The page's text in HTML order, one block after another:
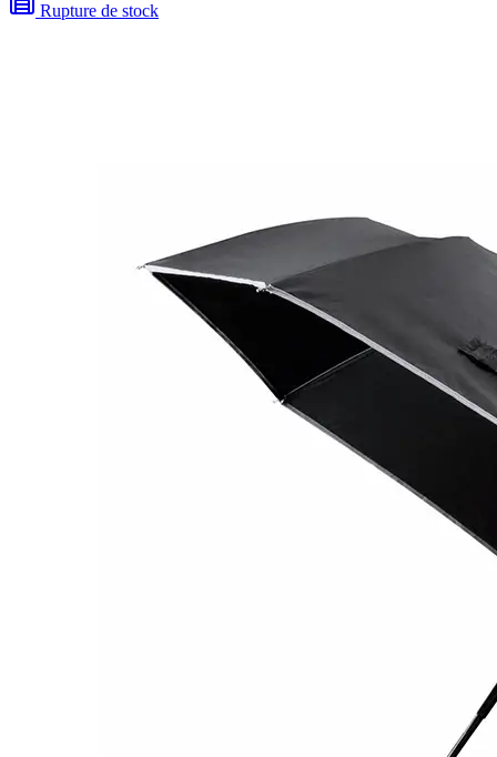
Rupture de stock